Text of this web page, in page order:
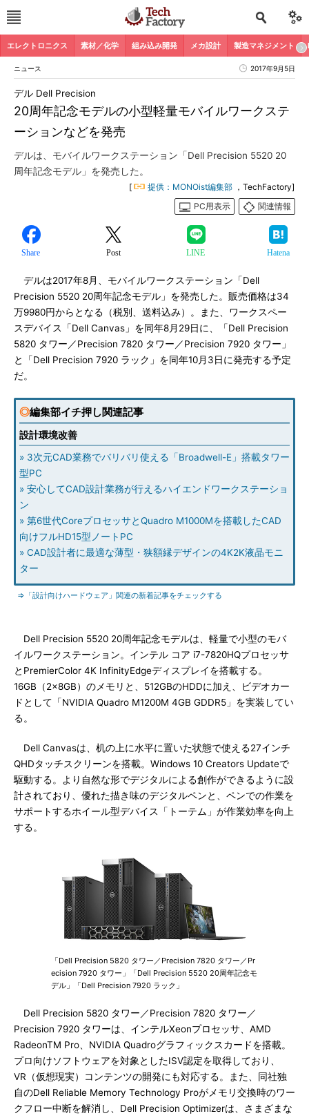
エレクトロニクス 素材／化学 組み込み開発 メカ設計 製造マネジメント
ニュース 2017年9月5日
20周年記念モデルの小型軽量モバイルワークステ
ーションなどを発売
デル Dell Precision
デルは、モバイルワークステーション「Dell Precision 5520 20
周年記念モデル」を発売した。
[ 提供：MONOist編集部 ，TechFactory]
PC用表示
関連情報
Share Post LINE Hatena
デルは2017年8月、モバイルワークステーション「Dell
Precision 5520 20周年記念モデル」を発売した。販売価格は34
万9980円からとなる（税別、送料込み）。また、ワークスペー
スデバイス「Dell Canvas」を同年8月29日に、「Dell Precision
5820 タワー／Precision 7820 タワー／Precision 7920 タワー」
と「Dell Precision 7920 ラック」を同年10月3日に発売する予定
だ。
◎編集部イチ押し関連記事
設計環境改善
» 3次元CAD業務でバリバリ使える「Broadwell-E」搭載タワー
型PC
» 安心してCAD設計業務が行えるハイエンドワークステーショ
ン
» 第6世代CoreプロセッサとQuadro M1000Mを搭載したCAD
向けフルHD15型ノートPC
» CAD設計者に最適な薄型・狭額縁デザインの4K2K液晶モニ
ター
⇒「設計向けハードウェア」関連の新着記事をチェックする
Dell Precision 5520 20周年記念モデルは、軽量で小型のモバ
イルワークステーション。インテル コア i7-7820HQプロセッサ
とPremierColor 4K InfinityEdgeディスプレイを搭載する。
16GB（2×8GB）のメモリと、512GBのHDDに加え、ビデオカー
ドとして「NVIDIA Quadro M1200M 4GB GDDR5」を実装してい
る。
Dell Canvasは、机の上に水平に置いた状態で使える27インチ
QHDタッチスクリーンを搭載。Windows 10 Creators Updateで
駆動する。より自然な形でデジタルによる創作ができるように設
計されており、優れた描き味のデジタルペンと、ペンでの作業を
サポートするホイール型デバイス「トーテム」が作業効率を向上
する。
「Dell Precision 5820 タワー／Precision 7820 タワー／Pr
ecision 7920 タワー」「Dell Precision 5520 20周年記念モ
デル」「Dell Precision 7920 ラック」
Dell Precision 5820 タワー／Precision 7820 タワー／
Precision 7920 タワーは、インテルXeonプロセッサ、AMD
RadeonTM Pro、NVIDIA Quadroグラフィックスカードを搭載。
プロ向けソフトウェアを対象としたISV認定を取得しており、
VR（仮想現実）コンテンツの開発にも対応する。また、同社独
自のDell Reliable Memory Technology Proがメモリ交換時のワー
クフロー中断を解消し、Dell Precision Optimizerは、さまざまな